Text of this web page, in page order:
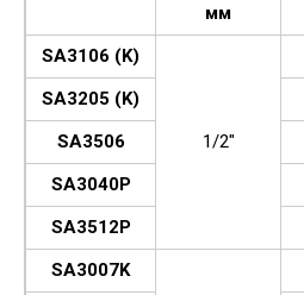
мм
SA3106 (K)
1/2″
SA3205 (K)
SA3506
SA3040P
SA3512P
SA3007K